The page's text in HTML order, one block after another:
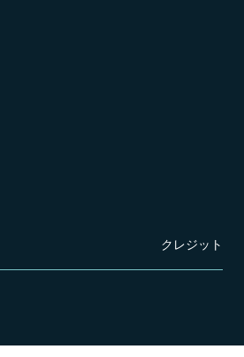
クレジット